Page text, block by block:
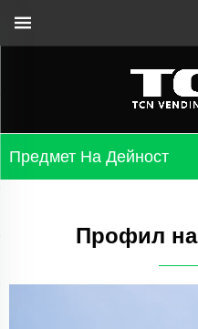
Предмет На Дейност
Профил
на